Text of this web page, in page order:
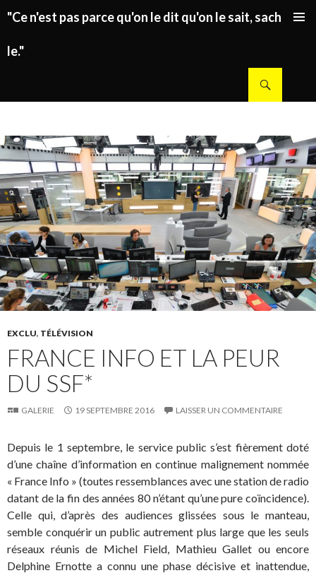
"Ce n'est pas parce qu'on le dit qu'on le sait, sachez
le."
EXCLU, TÉLÉVISION
FRANCE INFO ET LA PEUR
DU SSF*
GALERIE 19 SEPTEMBRE 2016 LAISSER UN COMMENTAIRE
Depuis le 1 septembre, le service public s’est fièrement doté
d’une chaîne d’information en continue malignement nommée
« France Info » (toutes ressemblances avec une station de radio
datant de la fin des années 80 n’étant qu’une pure coïncidence).
Celle qui, d’après des audiences glissées sous le manteau,
semble conquérir un public autrement plus large que les seuls
réseaux réunis de Michel Field, Mathieu Gallet ou encore
Delphine Ernotte a connu une phase décisive et inattendue,